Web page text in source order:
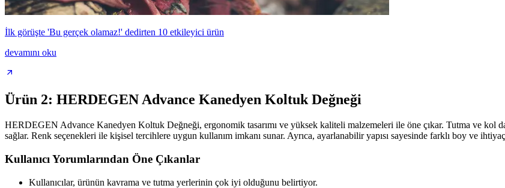
İlk görüşte 'Bu gerçek olamaz!' dedirten 10 etkileyici ürün
devamını oku
Ürün 2: HERDEGEN Advance Kanedyen Koltuk Değneği
HERDEGEN Advance Kanedyen Koltuk Değneği, ergonomik tasarımı ve yüksek kaliteli malzemeleri ile öne çıkar. Tutma ve kol
sağlar. Renk seçenekleri ile kişisel tercihlere uygun kullanım imkanı sunar. Ayrıca, ayarlanabilir yapısı sayesinde farklı boy ve
Kullanıcı Yorumlarından Öne Çıkanlar
Kullanıcılar, ürünün kavrama ve tutma yerlerinin çok iyi olduğunu belirtiyor.